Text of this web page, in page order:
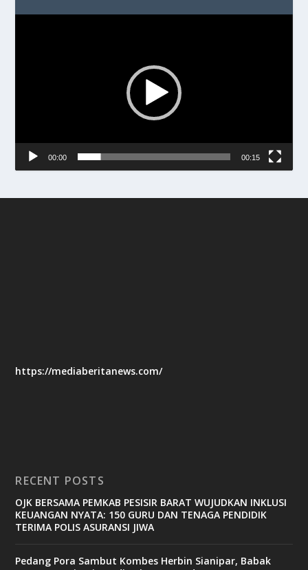
00:00 00:15
https://mediaberitanews.com/
RECENT POSTS
OJK BERSAMA PEMKAB PESISIR BARAT WUJUDKAN INKLUSI
KEUANGAN NYATA: 150 GURU DAN TENAGA PENDIDIK
TERIMA POLIS ASURANSI JIWA
Pedang Pora Sambut Kombes Herbin Sianipar, Babak